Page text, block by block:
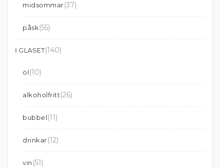
midsommar(37)
påsk(55)
I GLASET(140)
öl(10)
alkoholfritt(26)
bubbel(11)
drinkar(12)
vin (51)